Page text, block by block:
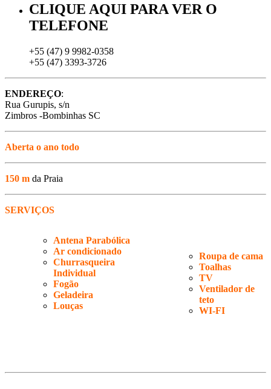
CLIQUE AQUI PARA VER O
TELEFONE
+55 (47) 9 9982-0358
+55 (47) 3393-3726
ENDEREÇO:
Rua Gurupis, s/n
Zimbros -Bombinhas SC
Aberta o ano todo
150 m da Praia
SERVIÇOS
Antena Parabólica
Ar condicionado
Churrasqueira
Individual
Fogão
Geladeira
Louças
Roupa de cama
Toalhas
TV
Ventilador de
teto
WI-FI